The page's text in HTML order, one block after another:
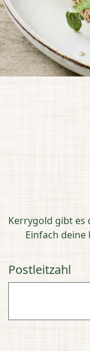
Kerrygold gibt es
Einfach
Postleitzahl